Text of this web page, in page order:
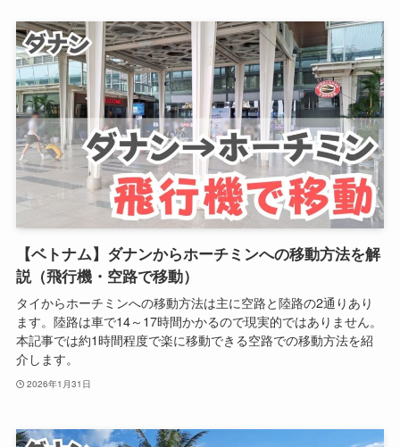
【ベトナム】ダナンからホーチミンへの移動方法を解
説（飛行機・空路で移動）
タイからホーチミンへの移動方法は主に空路と陸路の2通りあり
ます。陸路は車で14～17時間かかるので現実的ではありません。
本記事では約1時間程度で楽に移動できる空路での移動方法を紹
介します。
2026年1月31日